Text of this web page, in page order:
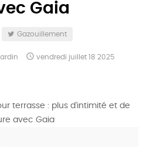
Gaia
Gazouillement
 vendredi juillet 18 2025